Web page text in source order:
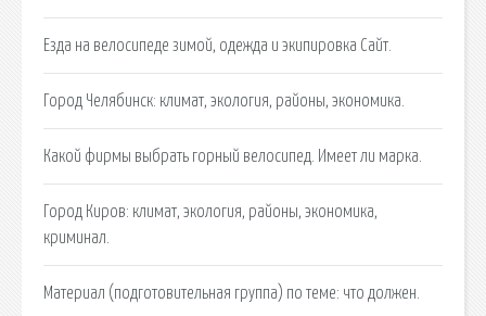
Езда на велосипеде зимой, одежда и экипировка Сайт.
Город Челябинск: климат, экология, районы, экономика.
Какой фирмы выбрать горный велосипед. Имеет ли марка.
Город Киров: климат, экология, районы, экономика,
криминал.
Материал (подготовительная группа) по теме: что должен.